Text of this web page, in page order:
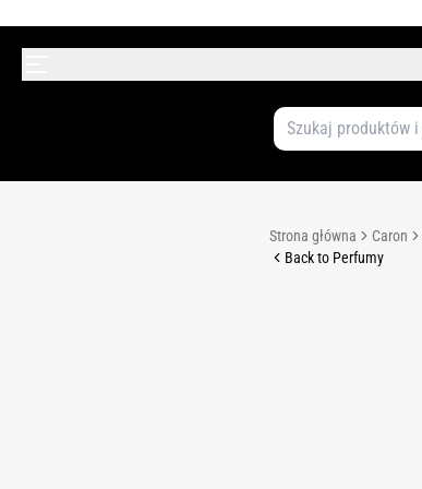
Strona główna Caron
Back to Perfumy